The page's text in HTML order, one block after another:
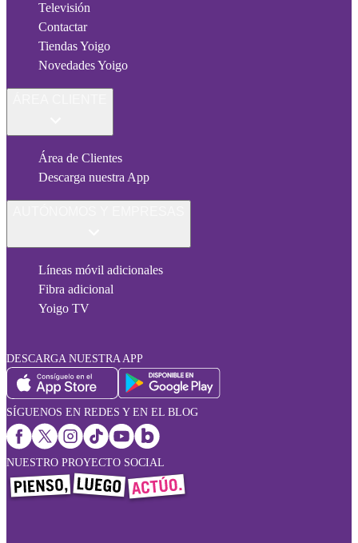
Televisión
Contactar
Tiendas Yoigo
Novedades Yoigo
Área de Clientes
Descarga nuestra App
Líneas móvil adicionales
Fibra adicional
Yoigo TV
DESCARGA NUESTRA APP
SÍGUENOS EN REDES Y EN EL BLOG
NUESTRO PROYECTO SOCIAL